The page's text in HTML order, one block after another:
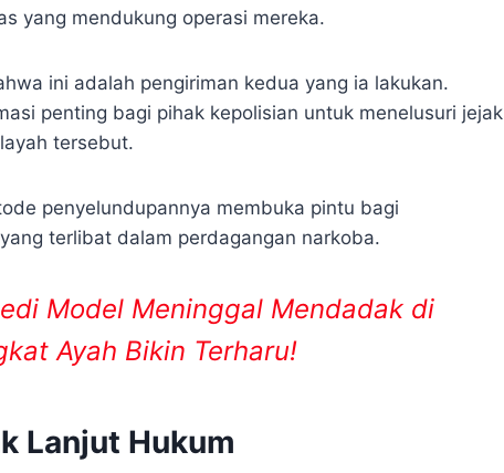
yang mendukung operasi mereka.
ini adalah pengiriman kedua yang ia lakukan.
penting bagi pihak kepolisian untuk menelusuri jejak
tersebut.
penyelundupannya membuka pintu bagi
terlibat dalam perdagangan narkoba.
Model Meninggal Mendadak di
Ayah Bikin Terharu!
Lanjut Hukum